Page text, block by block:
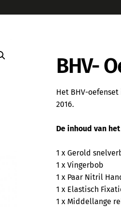
BHV-
Het BHV-
2016.
De inhoud van
1 x Gerold
1 x Vingerbob
1 x Paar Nitril
1 x Elastisch
1 x Middellange